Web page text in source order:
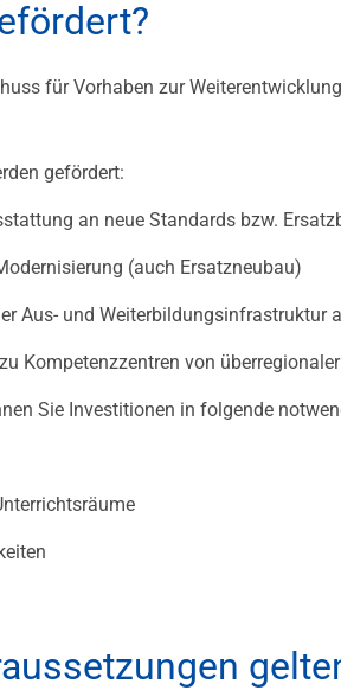
für Vorhaben zur
gefördert:
an neue Standards bzw.
(auch Ersatzneubau)
Aus- und Weiterbildungsinfrastruktur
Kompetenzzentren von
Sie Investitionen in folgende